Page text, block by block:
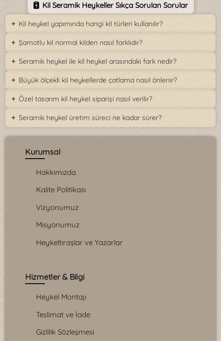
Kil Seramik Heykeller Sıkça Sorulan Sorular
Kil heykel yapımında hangi kil türleri kullanılır?
Şamotlu kil normal kilden nasıl farklıdır?
Seramik heykel ile kil heykel arasındaki fark nedir?
Büyük ölçekli kil heykellerde çatlama nasıl önlenir?
Özel tasarım kil heykel siparişi nasıl verilir?
Seramik heykel üretim süreci ne kadar sürer?
Kurumsal
Hakkımızda
Kalite Politikası
Vizyonumuz
Misyonumuz
Heykeltıraşlar ve Yazarlar
Hizmetler & Bilgi
Heykel Montajı
Teslimat ve İade
Gizlilik Sözleşmesi